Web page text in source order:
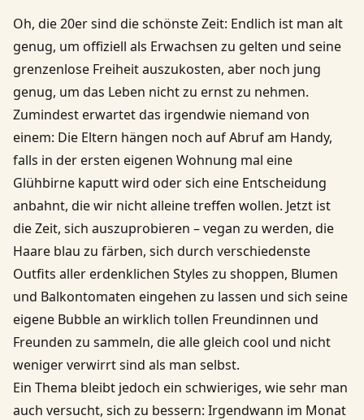
Oh, die 20er sind die schönste Zeit: Endlich ist man alt
genug, um offiziell als Erwachsen zu gelten und seine
grenzenlose Freiheit auszukosten, aber noch jung
genug, um das Leben nicht zu ernst zu nehmen.
Zumindest erwartet das irgendwie niemand von
einem: Die Eltern hängen noch auf Abruf am Handy,
falls in der ersten eigenen Wohnung mal eine
Glühbirne kaputt wird oder sich eine Entscheidung
anbahnt, die wir nicht alleine treffen wollen. Jetzt ist
die Zeit, sich auszuprobieren – vegan zu werden, die
Haare blau zu färben, sich durch verschiedenste
Outfits aller erdenklichen Styles zu shoppen, Blumen
und Balkontomaten eingehen zu lassen und sich seine
eigene Bubble an wirklich tollen Freundinnen und
Freunden zu sammeln, die alle gleich cool und nicht
weniger verwirrt sind als man selbst.
Ein Thema bleibt jedoch ein schwieriges, wie sehr man
auch versucht, sich zu bessern: Irgendwann im Monat